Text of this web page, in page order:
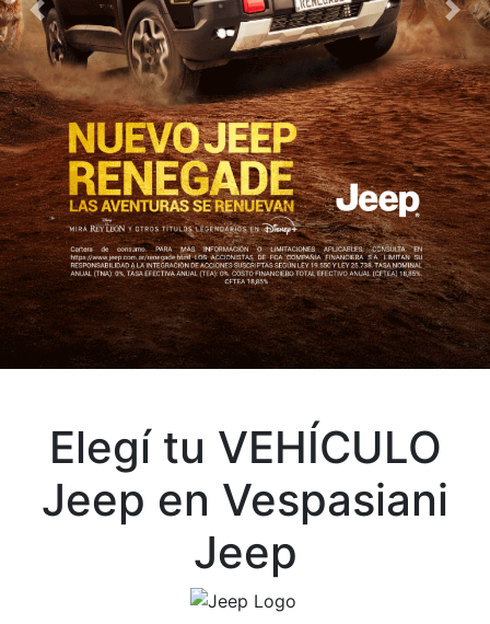
Elegí tu VEHÍCULO
Jeep en Vespasiani
Jeep